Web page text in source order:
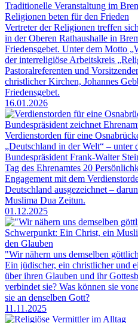
Traditionelle Veranstaltung im
Religionen beten für den Frieden
Vertreter der Religionen treffen
in der Oberen Rathaushalle in
Friedensgebet. Unter dem Motto
der interreligiöse Arbeitskreis
Pastoralreferenten und
christlicher Kirchen, Johannes
Friedensgebet.
16.01.2026
Bundespräsident zeichnet
Verdienstorden für eine
„Deutschland in der Welt“ – unter
Bundespräsident Frank-Walter
Tag des Ehrenamtes 20
Engagement mit dem
Deutschland ausgezeichnet –
Muslima Dua Zeitun.
01.12.2025
Schwerpunkt: Ein Christ, ein
den Glauben
"Wir nähern uns demselben
Ein jüdischer, ein christlicher und
über ihren Glauben und ihr
verbindet sie? Was können sie
sie an denselben Gott?
11.11.2025